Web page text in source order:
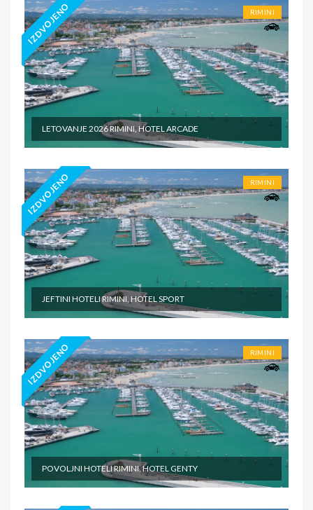
IZDVOJENO RIMINI
LETOVANJE 2026 RIMINI, HOTEL ARCADE
IZDVOJENO RIMINI
JEFTINI HOTELI RIMINI, HOTEL SPORT
IZDVOJENO RIMINI
POVOLJNI HOTELI RIMINI, HOTEL GENTY